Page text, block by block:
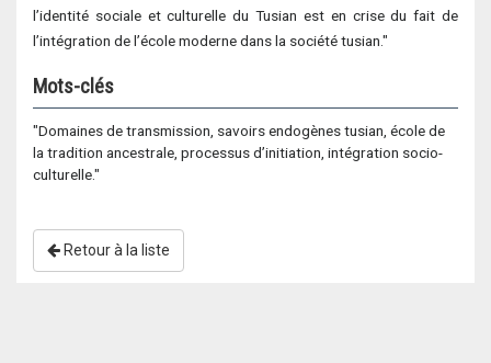
l’identité sociale et culturelle du Tusian est en crise du fait de
l’intégration de l’école moderne dans la société tusian."
Mots-clés
"Domaines de transmission, savoirs endogènes tusian, école de
la tradition ancestrale, processus d’initiation, intégration socio-
culturelle."
Retour à la liste